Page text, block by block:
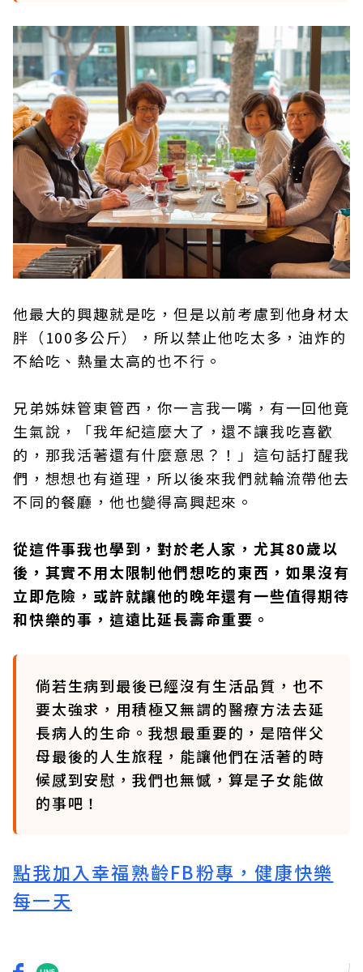
他最大的興趣就是吃，但是以前考慮到他身材太
胖（100多公斤），所以禁止他吃太多，油炸的
不給吃、熱量太高的也不行。
兄弟姊妹管東管西，你一言我一嘴，有一回他竟
生氣說，「我年紀這麼大了，還不讓我吃喜歡
的，那我活著還有什麼意思？！」這句話打醒我
們，想想也有道理，所以後來我們就輪流帶他去
不同的餐廳，他也變得高興起來。
從這件事我也學到，對於老人家，尤其80歲以
後，其實不用太限制他們想吃的東西，如果沒有
立即危險，或許就讓他的晚年還有一些值得期待
和快樂的事，這遠比延長壽命重要。
倘若生病到最後已經沒有生活品質，也不
要太強求，用積極又無謂的醫療方法去延
長病人的生命。我想最重要的，是陪伴父
母最後的人生旅程，能讓他們在活著的時
候感到安慰，我們也無憾，算是子女能做
的事吧！
點我加入幸福熟齡FB粉專，健康快樂
每一天